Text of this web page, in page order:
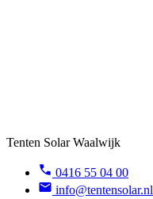
Tenten Solar Waalwijk
0416 55 04 00
info@tentensolar.nl